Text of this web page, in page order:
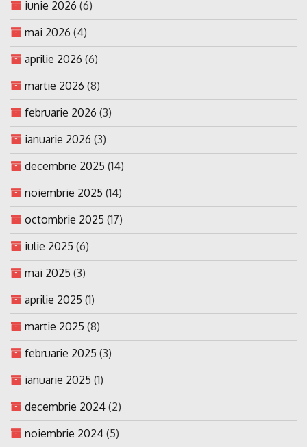
iunie 2026 (6)
mai 2026 (4)
aprilie 2026 (6)
martie 2026 (8)
februarie 2026 (3)
ianuarie 2026 (3)
decembrie 2025 (14)
noiembrie 2025 (14)
octombrie 2025 (17)
iulie 2025 (6)
mai 2025 (3)
aprilie 2025 (1)
martie 2025 (8)
februarie 2025 (3)
ianuarie 2025 (1)
decembrie 2024 (2)
noiembrie 2024 (5)